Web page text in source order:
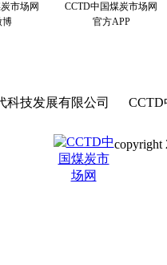
市场网
博
CCTD中国煤炭市场网
官方APP
科技发展有限公司
copyright